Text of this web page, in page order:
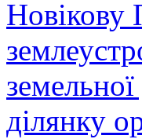
Новікову
ділянку